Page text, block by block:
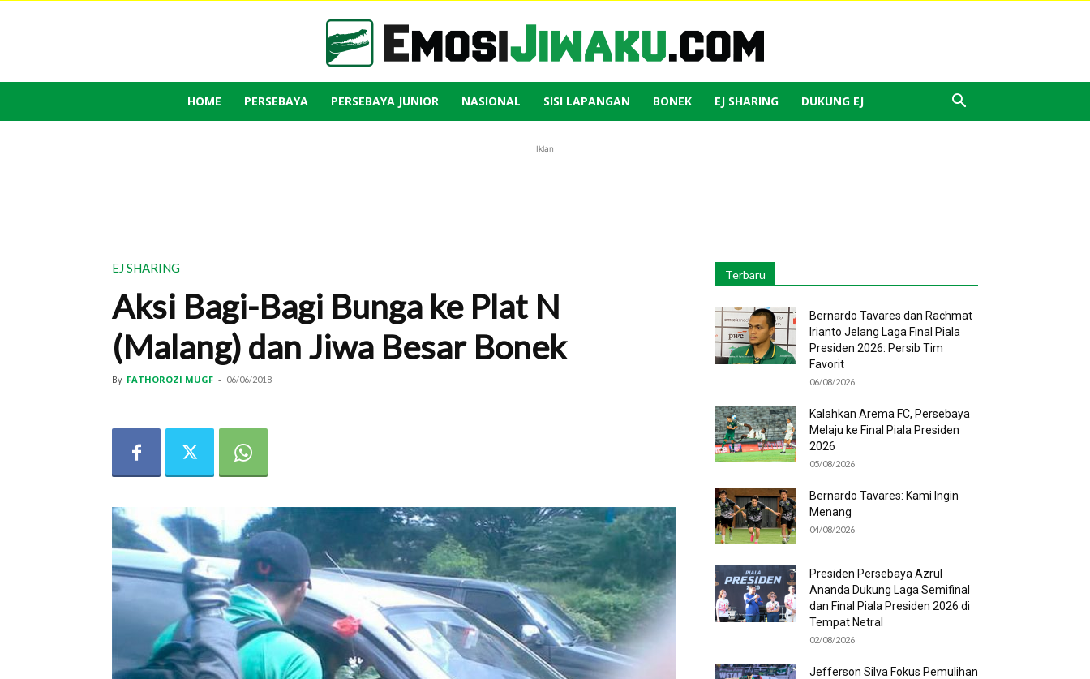
Emosi
HOME PERSEBAYA PERSEBAYA JUNIOR NASIONAL SISI LAPANGAN BONEK EJ SHARING DUKUNG EJ
Iklan
EJ SHARING
Aksi Bagi-Bagi Bunga ke Plat N
(Malang) dan Jiwa Besar Bonek
By FATHOROZI MUGF - 06/06/2018
Terbaru
Bernardo Tavares dan Rachmat
Irianto Jelang Laga Final Piala
Presiden 2026: Persib Tim
Favorit
06/08/2026
Kalahkan Arema FC, Persebaya
Melaju ke Final Piala Presiden
2026
05/08/2026
Bernardo Tavares: Kami Ingin
Menang
04/08/2026
Presiden Persebaya Azrul
Ananda Dukung Laga Semifinal
dan Final Piala Presiden 2026 di
Tempat Netral
02/08/2026
Jefferson Silva Fokus Pemulihan